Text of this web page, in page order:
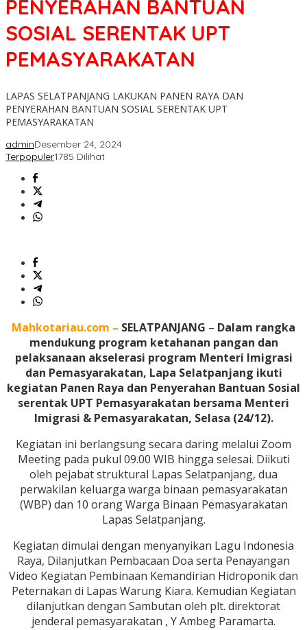
PENYERAHAN BANTUAN
SOSIAL SERENTAK UPT
PEMASYARAKATAN
LAPAS SELATPANJANG LAKUKAN PANEN RAYA DAN
PENYERAHAN BANTUAN SOSIAL SERENTAK UPT
PEMASYARAKATAN
adminDesember 24, 2024
Terpopuler1785 Dilihat
Mahkotariau.com – SELATPANJANG – Dalam rangka
mendukung program ketahanan pangan dan
pelaksanaan akselerasi program Menteri Imigrasi
dan Pemasyarakatan, Lapa Selatpanjang ikuti
kegiatan Panen Raya dan Penyerahan Bantuan Sosial
serentak UPT Pemasyarakatan bersama Menteri
Imigrasi & Pemasyarakatan, Selasa (24/12).
Kegiatan ini berlangsung secara daring melalui Zoom
Meeting pada pukul 09.00 WIB hingga selesai. Diikuti
oleh pejabat struktural Lapas Selatpanjang, dua
perwakilan keluarga warga binaan pemasyarakatan
(WBP) dan 10 orang Warga Binaan Pemasyarakatan
Lapas Selatpanjang.
Kegiatan dimulai dengan menyanyikan Lagu Indonesia
Raya, Dilanjutkan Pembacaan Doa serta Penayangan
Video Kegiatan Pembinaan Kemandirian Hidroponik dan
Peternakan di Lapas Warung Kiara. Kemudian Kegiatan
dilanjutkan dengan Sambutan oleh plt. direktorat
jenderal pemasyarakatan , Y Ambeg Paramarta.